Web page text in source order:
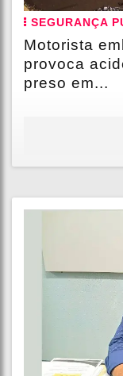
SEGURANÇA
Motorista
provoca
preso em...